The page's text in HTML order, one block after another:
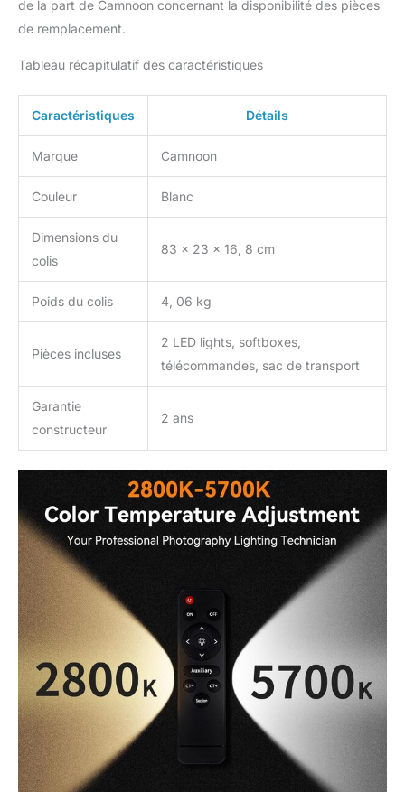
température de couleur à
de vous déplacer pour
vous permet
d'économiser du temps
et des efforts.
de la part de Camnoon concernant la disponibilité des pièces
de remplacement.
Tableau récapitulatif des caractéristiques
Caractéristiques Détails
Marque Camnoon
Couleur Blanc
Dimensions du
colis
83 x 23 x 16, 8 cm
Poids du colis 4, 06 kg
Pièces incluses
2 LED lights, softboxes,
télécommandes, sac de transport
Garantie
constructeur
2 ans